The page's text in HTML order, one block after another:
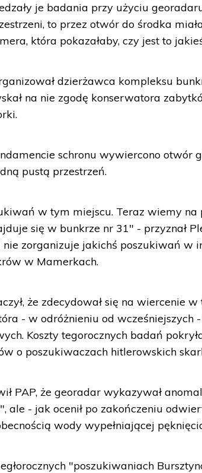
je badania przy użyciu
to przez otwór do środka
która pokazałaby, czy jest to
dzierżawca kompleksu
na nie zgodę konserwatora
schronu wywiercono otwór
pustą przestrzeń.
w tym miejscu. Teraz wiemy na
się w bunkrze nr 31" - przyznał
nie zorganizuje jakichś poszukiwań w
w Mamerkach.
że zdecydował się na wiercenie
- w odróżnieniu od wcześniejszych
Koszty tegorocznych badań
o poszukiwaczach hitlerowskich
PAP, że georadar wykazywał
ale - jak ocenił po zakończeniu
wody wypełniającej
"poszukiwaniach